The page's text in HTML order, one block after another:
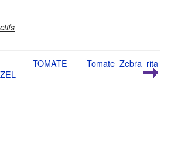
TOMATE Tomate_Zebra_rita